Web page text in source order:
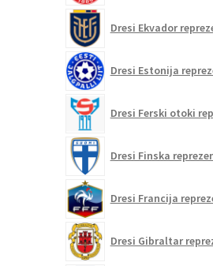
Dresi Ekvador
Dresi Estonija
Dresi Ferski otoki
Dresi Finska
Dresi Francija
Dresi Gibraltar